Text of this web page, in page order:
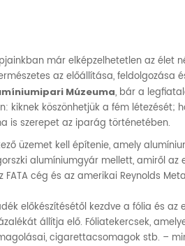
már elképzelhetetlen az élet
az előállítása, feldolgozása
Múzeuma, bár a
köszönhetjük a fém létezését;
is szerepet az iparág történetében.
üzemet kell építenie, amely
alumíniumgyár mellett, amiről
cég és az amerikai Reynolds
előkészítésétől kezdve a fólia és
állítja elő. Fóliatekercsek,
cigarettacsomagok stb. –